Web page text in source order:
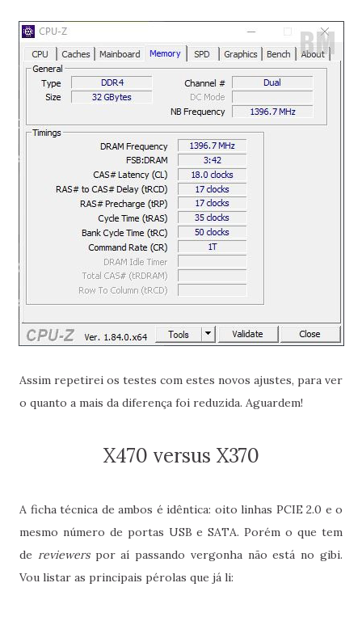
Assim repetirei os testes com estes novos ajustes, para ver
o quanto a mais da diferença foi reduzida. Aguardem!
X470 versus X370
A ficha técnica de ambos é idêntica: oito linhas PCIE 2.0 e o
mesmo número de portas USB e SATA. Porém o que tem
de reviewerspor aí passando vergonha não está no gibi.
Vou listar as principais pérolas que já li: